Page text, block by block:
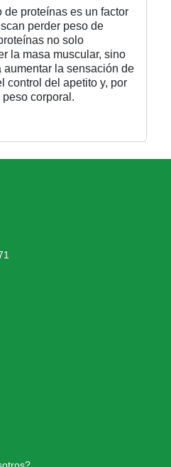
de proteínas es un factor
perder peso de
no solo
la masa muscular, sino
aumentar la sensación de
control del apetito y, por
corporal.